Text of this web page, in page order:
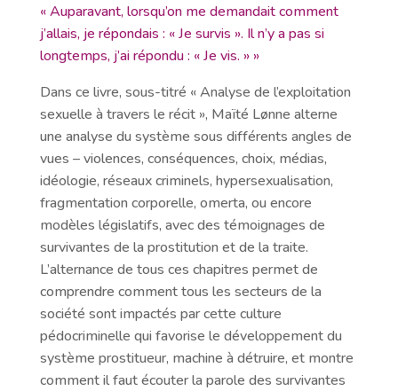
« Auparavant, lorsqu’on me demandait comment
j’allais, je répondais : « Je survis ». Il n’y a pas si
longtemps, j’ai répondu : « Je vis. » »
Dans ce livre, sous-titré « Analyse de l’exploitation
sexuelle à travers le récit », Maïté Lønne alterne
une analyse du système sous différents angles de
vues – violences, conséquences, choix, médias,
idéologie, réseaux criminels, hypersexualisation,
fragmentation corporelle, omerta, ou encore
modèles législatifs, avec des témoignages de
survivantes de la prostitution et de la traite.
L’alternance de tous ces chapitres permet de
comprendre comment tous les secteurs de la
société sont impactés par cette culture
pédocriminelle qui favorise le développement du
système prostitueur, machine à détruire, et montre
comment il faut écouter la parole des survivantes